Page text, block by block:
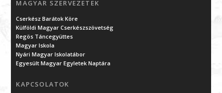
MAGYAR SZERVEZETEK
Cserkész Barátok Köre
Külföldi Magyar Cserkészszövetség
Regös Táncegyüttes
Magyar Iskola
Nyári Magyar Iskolatábor
Egyesült Magyar Egyletek Naptára
KAPCSOLATOK